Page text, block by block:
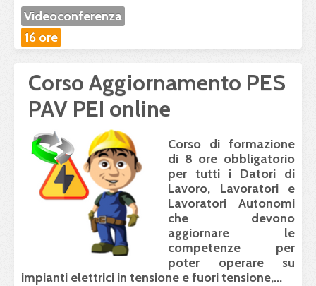
Videoconferenza
16 ore
Corso Aggiornamento PES
PAV PEI online
Corso di formazione
di 8 ore obbligatorio
per tutti i Datori di
Lavoro, Lavoratori e
Lavoratori Autonomi
che devono
aggiornare le
competenze per
poter operare su
impianti elettrici in tensione e fuori tensione,...